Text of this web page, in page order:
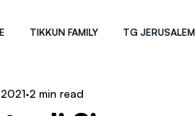
TIKKUN FAMILY TG JERUSALEM
2 min read